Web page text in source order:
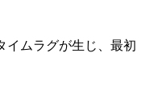
イムラグが生じ、最初